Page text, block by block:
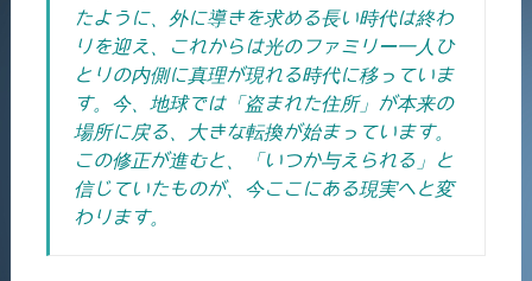
たように、外に導きを求める長い時代は終わ
りを迎え、これからは光のファミリー一人ひ
とりの内側に真理が現れる時代に移っていま
す。今、地球では「盗まれた住所」が本来の
場所に戻る、大きな転換が始まっています。
この修正が進むと、「いつか与えられる」と
信じていたものが、今ここにある現実へと変
わります。